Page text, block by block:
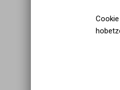
gogorrak
eskatzen da